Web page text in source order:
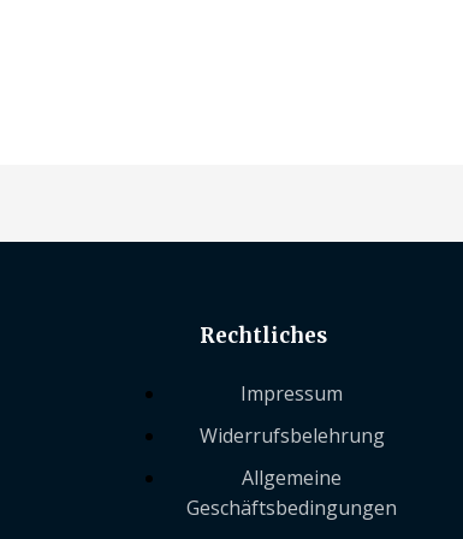
Rechtliches
Impressum
Widerrufsbelehrung
Allgemeine
Geschäftsbedingungen